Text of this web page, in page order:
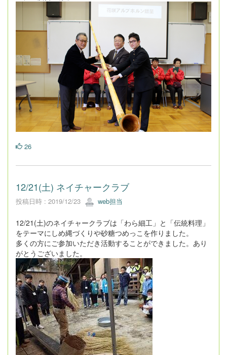
26
12/21(土) ネイチャークラブ
投稿日時 : 2019/12/23 web担当
12/21(土)のネイチャークラブは「わら細工」と「伝統料理」
をテーマにしめ縄づくりや砂糖つめっこを作りました。
多くの方にご参加いただき活動することができました。あり
がとうございました。